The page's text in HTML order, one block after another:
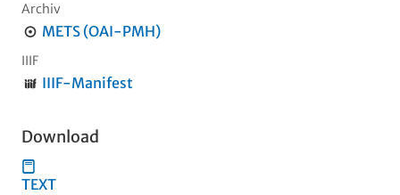
Archiv
METS (OAI-PMH)
IIIF
IIIF-Manifest
Download
TEXT